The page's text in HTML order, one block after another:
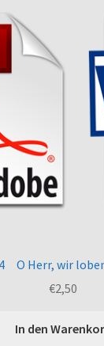
O Herr, wir
€2,50
In den